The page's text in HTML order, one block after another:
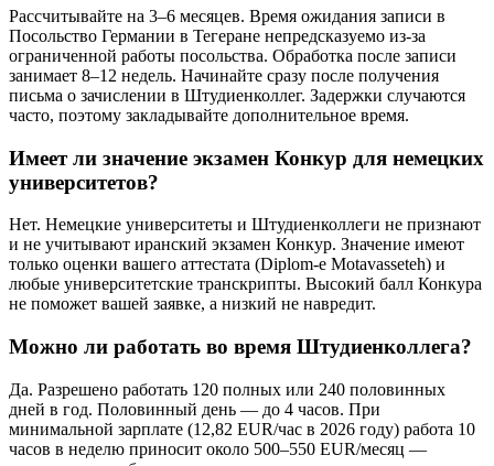
Рассчитывайте на 3–6 месяцев. Время ожидания записи в
Посольство Германии в Тегеране непредсказуемо из-за
ограниченной работы посольства. Обработка после записи
занимает 8–12 недель. Начинайте сразу после получения
письма о зачислении в Штудиенколлег. Задержки случаются
часто, поэтому закладывайте дополнительное время.
Имеет ли значение экзамен Конкур для немецких
университетов?
Нет. Немецкие университеты и Штудиенколлеги не признают
и не учитывают иранский экзамен Конкур. Значение имеют
только оценки вашего аттестата (Diplom-e Motavasseteh) и
любые университетские транскрипты. Высокий балл Конкура
не поможет вашей заявке, а низкий не навредит.
Можно ли работать во время Штудиенколлега?
Да. Разрешено работать 120 полных или 240 половинных
дней в год. Половинный день — до 4 часов. При
минимальной зарплате (12,82 EUR/час в 2026 году) работа 10
часов в неделю приносит около 500–550 EUR/месяц —